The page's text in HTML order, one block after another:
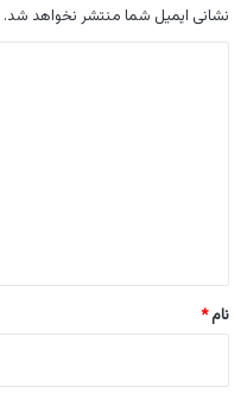
نشانی ایمیل شما منتشر نخواهد شد.
نام*